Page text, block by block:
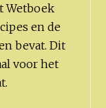
Wetboek
en de
bevat. Dit
voor het